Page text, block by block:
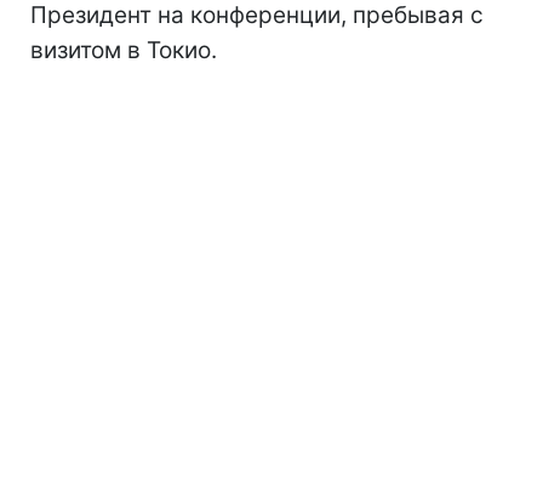
Президент на конференции, пребывая с
визитом в Токио.